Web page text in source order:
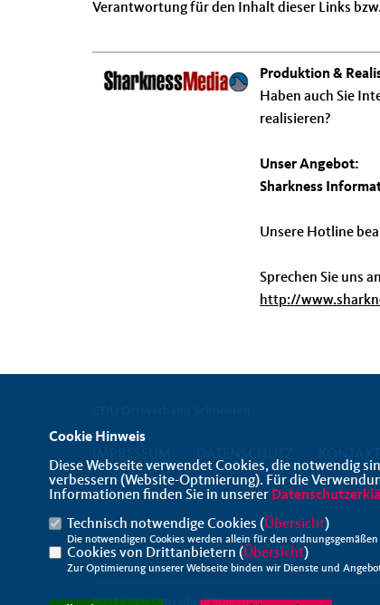
Verantwortung für den Inhalt dieser Links
Produktion &
Haben auch Sie
realisieren?
Unser Angebot:
Sharkness
Unsere Hotline
Sprechen Sie uns
http://
@2026 CDU Ortsverband Schneeren
Cookie Hinweis
Diese Webseite verwendet Cookies, die notwendig
verbessern (Website-Optmierung). Für die
Informationen finden Sie in unserer
Technisch notwendige Cookies (Übersicht)
Die notwendigen Cookies werden allein für den
Cookies von Drittanbietern (Übersicht)
Zur Optimierung unserer Webseite binden wir Dienste und